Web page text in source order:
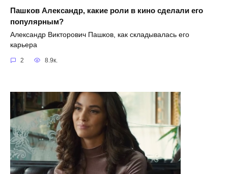
Пашков Александр, какие роли в кино сделали его
популярным?
Александр Викторович Пашков, как складывалась его
карьера
2 8.9к.